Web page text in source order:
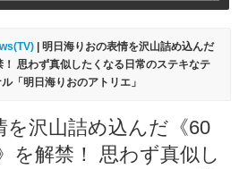
| 明日海りおの表情を沢山詰め込んだ
！ 思わず真似したくなる日常のステキなテ
「明日海りおのアトリエ」
を沢山詰め込んだ《60
を解禁！ 思わず真似し